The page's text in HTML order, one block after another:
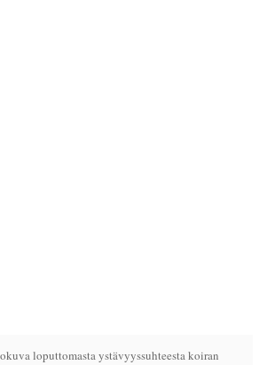
loputtomasta ystävyyssuhteesta koiran